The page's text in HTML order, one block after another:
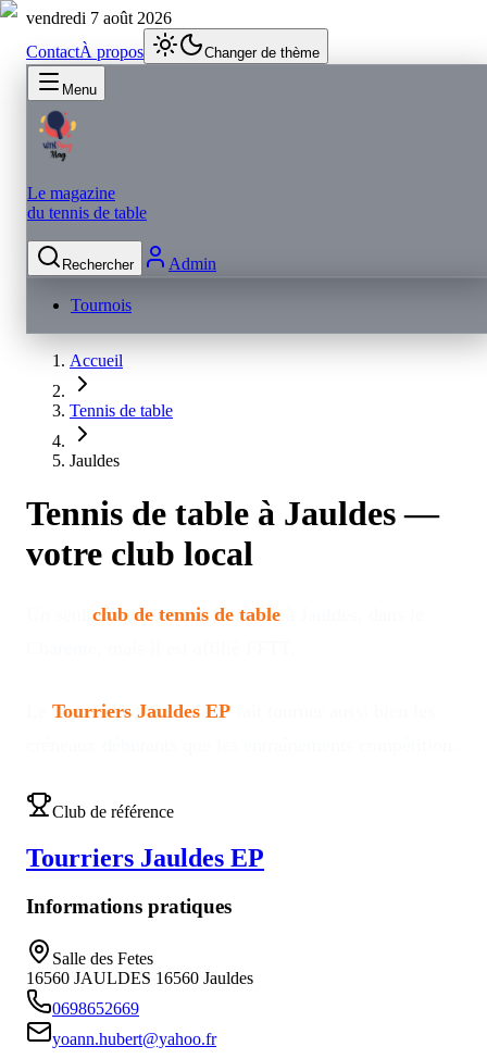
vendredi 7 août 2026
ContactÀ propos Changer de thème
Menu
Le magazine
du tennis de table
Rechercher Admin
Tournois
Accueil
Tennis de table
Jauldes
Tennis de table à Jauldes—
votre club local
club de tennis de table
Tourriers Jauldes EP
Club de référence
Tourriers Jauldes EP
Informations pratiques
Salle des Fetes
16560 JAULDES 16560 Jauldes
0698652669
yoann.hubert@yahoo.fr